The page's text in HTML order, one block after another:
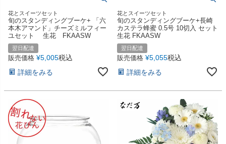
花とスイーツセット
旬のスタンディングブーケ+ 「六
本木アマンド」チーズミルフィー
ユセット 生花 FKAASW
翌日配達
販売価格 ¥5,005税込
詳細をみる
花とスイーツセット
旬のスタンディングブーケ+長崎
カステラ蜂蜜 0.5号 10切入 セット
生花 FKAASW
翌日配達
販売価格 ¥5,055税込
詳細をみる